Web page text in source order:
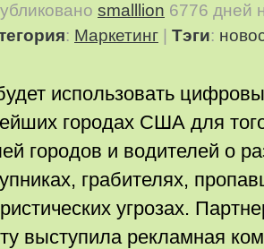
smalllion 6776 дней
: Маркетинг Тэги:
использовать
городах США для
городов и водителей о
грабителях,
угрозах.
выступила рекламная